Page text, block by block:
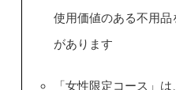
使用価値のある不用
があります
「女性限定コース」